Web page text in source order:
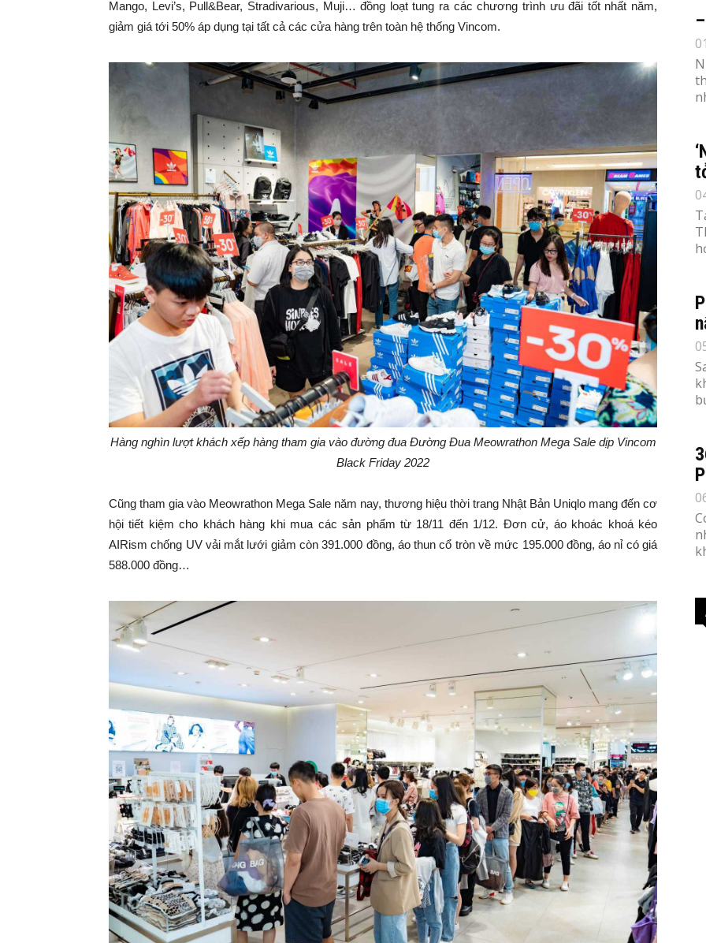
Mango, Levi’s, Pull&Bear, Stradivarious, Muji… đồng loạt tung ra các chương trình ưu đãi tốt nhất năm,
giảm giá tới 50% áp dụng tại tất cả các cửa hàng trên toàn hệ thống Vincom.
Hàngnghìn lượt khách xếp hàng tham gia vào đường đua Đường Đua Meowrathon Mega Sale dịp Vincom
Black Friday 2022
Cũng tham gia vào Meowrathon Mega Sale năm nay, thương hiệu thời trang Nhật Bản Uniqlo mang đến cơ
hội tiết kiệm cho khách hàng khi mua các sản phẩm từ 18/11 đến 1/12. Đơn cử, áo khoác khoá kéo
AIRism chống UV vải mắt lưới giảm còn 391.000 đồng, áo thun cổ tròn về mức 195.000 đồng, áo nỉ có giá
588.000 đồng…